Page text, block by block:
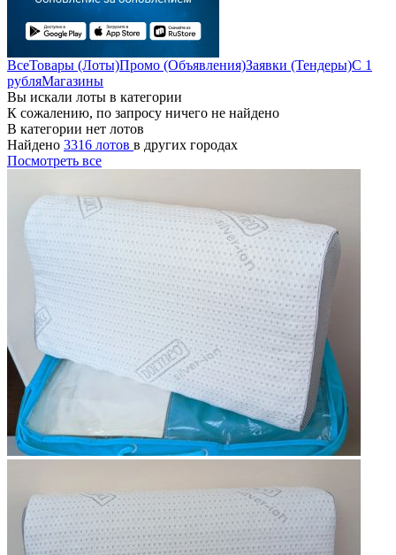
ВсеТовары (Лоты)Промо (Объявления)Заявки (Тендеры)С 1
рубляМагазины
Вы искали лоты в категории
К сожалению, по запросу ничего не найдено
В категории нет лотов
Найдено 3316 лотов в других городах
Посмотреть все